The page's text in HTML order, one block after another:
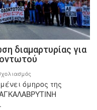
Πληροφορίες
του
Patrapress
ραγδαίες
διαμαρτυρίας για
Αχαΐα:
Κανονικά
όμηρος της